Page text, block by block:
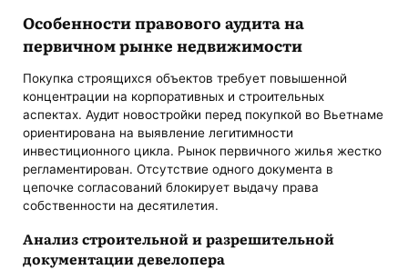
Особенности правового аудита на
первичном рынке недвижимости
Покупка строящихся объектов требует повышенной
концентрации на корпоративных и строительных
аспектах. Аудит новостройки перед покупкой во Вьетнаме
ориентирована на выявление легитимности
инвестиционного цикла. Рынок первичного жилья жестко
регламентирован. Отсутствие одного документа в
цепочке согласований блокирует выдачу права
собственности на десятилетия.
Анализ строительной и разрешительной
документации девелопера